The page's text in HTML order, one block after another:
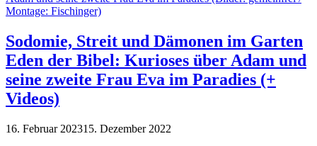
Sodomie, Streit und Dämonen im Garten
Eden der Bibel: Kurioses über Adam und
seine zweite Frau Eva im Paradies (+
Videos)
16. Februar 202315. Dezember 2022